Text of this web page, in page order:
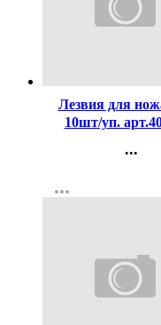
Лезвия для
10шт/уп.
...
Регистрация
more_horiz